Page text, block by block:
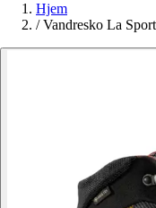
Hjem
/ Vandresko La